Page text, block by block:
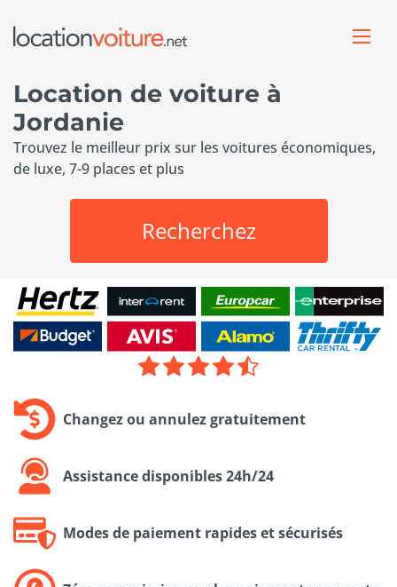
Location de voiture à
Jordanie
Trouvez le meilleur prix sur les voitures économiques,
de luxe, 7-9 places et plus
Recherchez
Changez ou annulez gratuitement
Assistance disponibles 24h/24
Modes de paiement rapides et sécurisés